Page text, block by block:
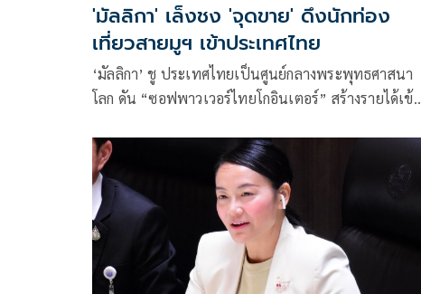
'มัลลิกา' เล็งชง 'จุดขาย' ดึงนักท่อง
เที่ยวสายมูฯ เข้าประเทศไทย
‘มัลลิกา’ ชู ประเทศไทยเป็นศูนย์กลางพระพุทธศาสนา
โลก ดัน “ซอฟพาวเวอร์ไทยโกอินเตอร์” สร้างรายได้เข้า